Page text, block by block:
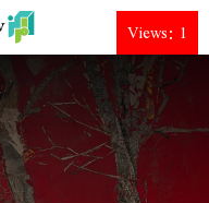
DONATE
Views: 1